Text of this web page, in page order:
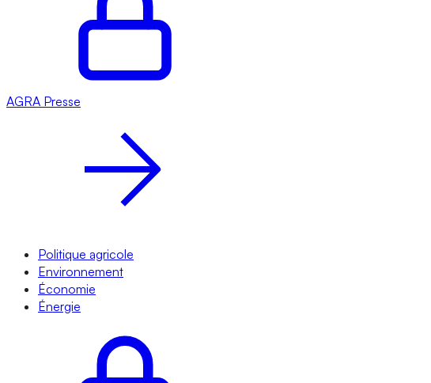
AGRA Presse
Politique agricole
Environnement
Économie
Énergie